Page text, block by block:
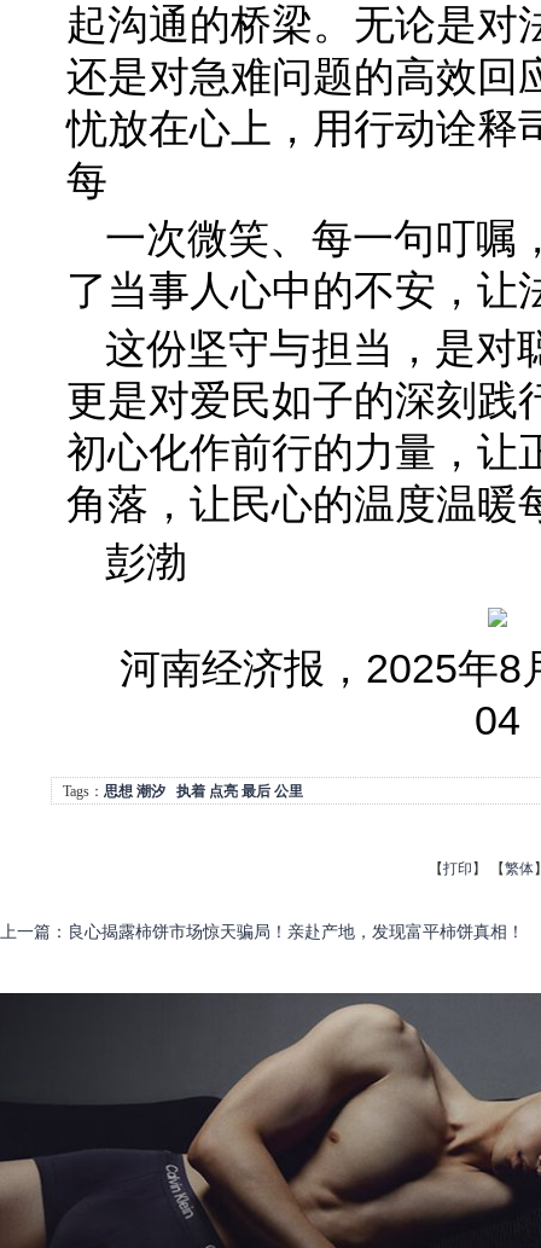
起沟通的桥梁。无论是对
还是对急难问题的高效回
忧放在心上，用行动诠释
每
一次微笑、每一句叮嘱
了当事人心中的不安，让
这份坚守与担当，是对
更是对爱民如子的深刻践
初心化作前行的力量，让
角落，让民心的温度温暖
彭渤
河南经济报，2025年8
04
Tags： 思想 潮汐 执着 点亮 最后 公里
【打印 】 【繁体
上一篇 ： 良心揭露柿饼市场惊天骗局！亲赴产地，发现富平柿饼真相！